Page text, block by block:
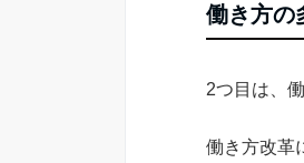
働き方の
2つ目は、
働き方改革